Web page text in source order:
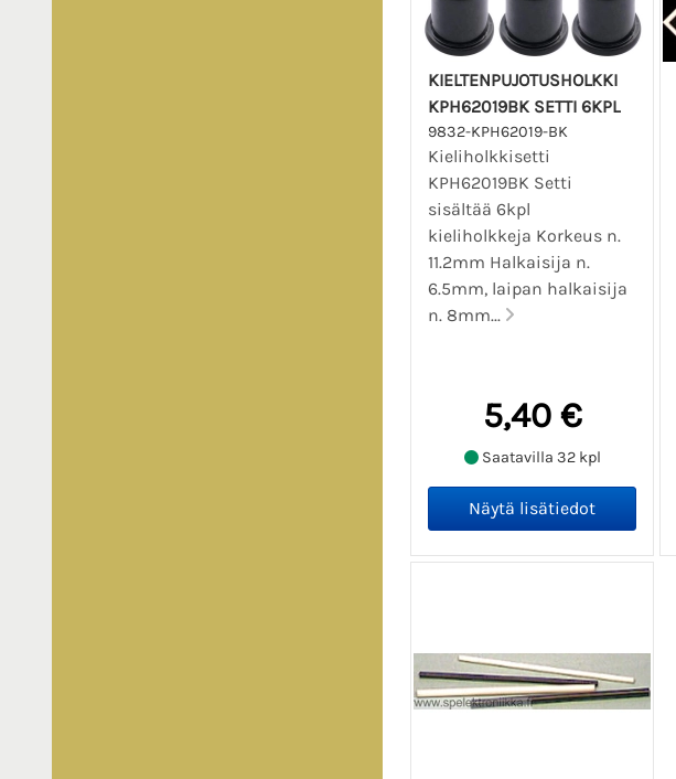
KIELTENPUJOTUSHOLKKI
KPH62019BK SETTI 6KPL
9832-KPH62019-BK
Kieliholkkisetti
KPH62019BK Setti
sisältää 6kpl
kieliholkkeja Korkeus n.
11.2mm Halkaisija n.
6.5mm, laipan halkaisija
n. 8mm...
5,40 €
Saatavilla 32 kpl